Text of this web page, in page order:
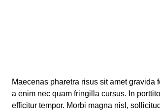
Maecenas pharetra risus sit amet
a enim nec quam fringilla cursus. In
efficitur tempor. Morbi magna nisl,